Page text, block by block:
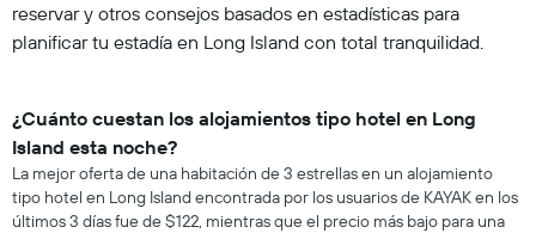
reservar y otros consejos basados en estadísticas para
planificar tu estadía en Long Island con total tranquilidad.
¿Cuánto cuestan los alojamientos tipo hotel en Long
Island esta noche?
La mejor oferta de una habitación de 3 estrellas en un alojamiento
tipo hotel en Long Island encontrada por los usuarios de KAYAK en los
últimos 3 días fue de $122, mientras que el precio más bajo para una